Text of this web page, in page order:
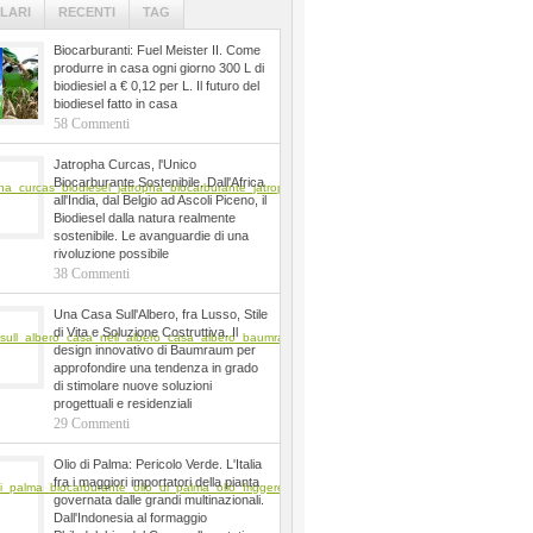
RECENTI TAG
Biocarburanti: Fuel Meister II. Come
produrre in casa ogni giorno 300 L di
biodiesiel a € 0,12 per L. Il futuro del
biodiesel fatto in casa
58 Commenti
Jatropha Curcas, l'Unico
Biocarburante Sostenibile. Dall'Africa
all'India, dal Belgio ad Ascoli Piceno, il
Biodiesel dalla natura realmente
sostenibile. Le avanguardie di una
rivoluzione possibile
38 Commenti
Una Casa Sull'Albero, fra Lusso, Stile
di Vita e Soluzione Costruttiva. Il
design innovativo di Baumraum per
approfondire una tendenza in grado
di stimolare nuove soluzioni
progettuali e residenziali
29 Commenti
Olio di Palma: Pericolo Verde. L'Italia
fra i maggiori importatori della pianta
governata dalle grandi multinazionali.
Dall'Indonesia al formaggio